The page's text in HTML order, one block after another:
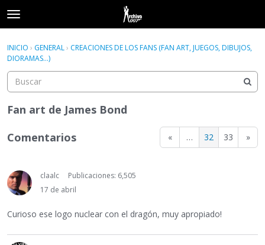
t
o
g
g
l
e
m
e
u
Acceder Registrarse
Categorías
Hilos
Actividad
Acceder Registrarse ×
INICIO › GENERAL› CREACIONES DE LOS FANS (FAN ART, JUEGOS, DIBUJOS,
DIORAMAS...)
Fan art de James Bond
« … 32 33 »
Comentarios
claalc
Publicaciones: 6,505
17 de abril
Curioso ese logo nuclear con el dragón, muy apropiado!